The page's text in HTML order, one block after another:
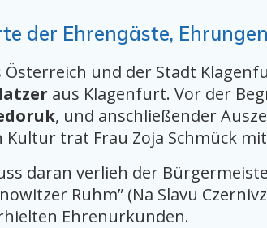
der Ehrengäste,
Österreich und der Stadt
aus Klagenfurt. Vor der
, und anschließender
Kultur trat Frau Zoja Schmück
daran verlieh der
Ruhm” (Na Slavu
Ehrenurkunden.